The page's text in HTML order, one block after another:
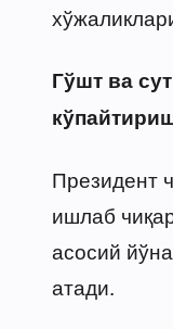
Гўшт ва
Президент
ишлаб
асосий
атади.